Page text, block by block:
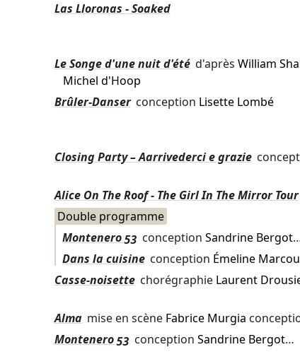
Las Lloronas - Soaked
Le Songe d'une nuit d'été d'après William
Michel d'Hoop
Brûler-Danser conception Lisette Lombé
Closing Party – Aarrivederci e grazie
Alice On The Roof - The Girl In The Mirror Tour
Double programme
Montenero 53 conception Sandrine Bergot
Dans la cuisine conception Émeline
Casse-noisette chorégraphie Laurent
Alma mise en scène Fabrice Murgia
Montenero 53 conception Sandrine Bergot…